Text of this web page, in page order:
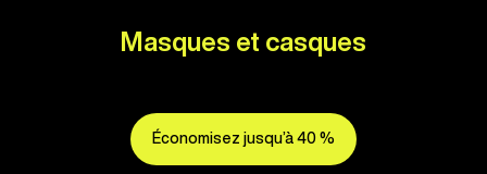
Masques et casques
Économisez jusqu’à 40 %